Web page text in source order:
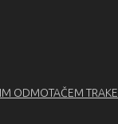
ODMOTAČEM TRAKE